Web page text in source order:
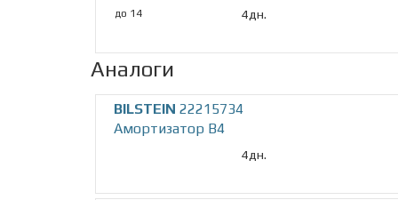
до 14 4дн.
Аналоги
BILSTEIN 22215734
Амортизатор B4
4дн.